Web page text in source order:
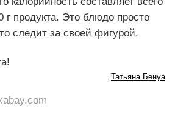
г продукта. Это блюдо просто
следит за своей фигурой.
Татьяна Бенуа